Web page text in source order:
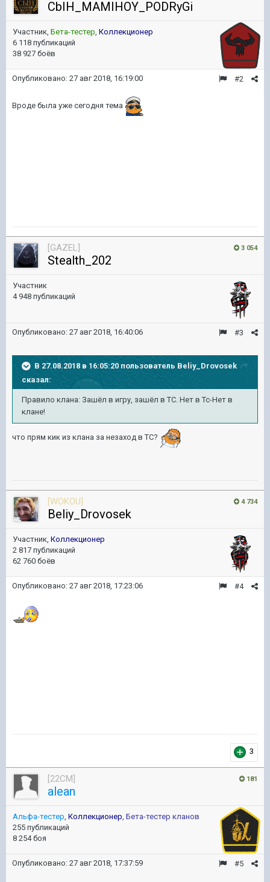
CbIH_MAMIHOY_PODRyGi
Участник, Бета-тестер, Коллекционер
6 118 публикаций
38 927 боёв
#2
Опубликовано: 27 авг 2018, 16:19:00
Вроде была уже сегодня тема
3 054
[GAZEL]
Stealth_202
Участник
4 948 публикаций
#3
Опубликовано: 27 авг 2018, 16:40:06
В 27.08.2018 в 16:05:20 пользователь Beliy_Drovosek
сказал:
Правило клана: Зашёл в игру, зашёл в ТС. Нет в Тс-Нет в
клане!
что прям кик из клана за незаход в ТС?
4 734
[WOKOU]
Beliy_Drovosek
Участник, Коллекционер
2 817 публикаций
62 760 боёв
#4
Опубликовано: 27 авг 2018, 17:23:06
3
181
[22CM]
alean
Альфа-тестер, Коллекционер, Бета-тестер кланов
255 публикаций
8 254 боя
#5
Опубликовано: 27 авг 2018, 17:37:59